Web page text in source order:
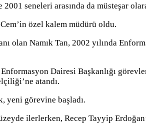
seneleri arasında da müsteşar
özel kalem müdürü oldu.
olan Namık Tan, 2002 yılında
Dairesi Başkanlığı
atandı.
yeni görevine başladı.
ilerlerken, Recep Tayyip